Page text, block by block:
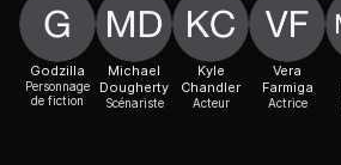
Godzilla
Personnage
de fiction
Michael
Dougherty
Scénariste
Kyle
Chandler
Acteur
Vera
Farmiga
Actrice